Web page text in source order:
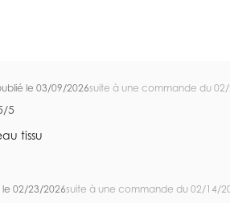
le 03/09/2026suite à une commande du
5
tissu
le 02/23/2026suite à une commande du 02/14/